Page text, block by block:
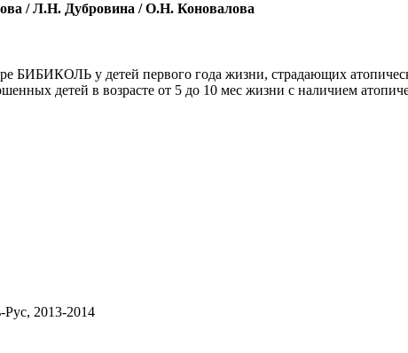
/ Л.Н. Дубровина / О.Н. Коновалова
БИБИКОЛЬ у детей первого года жизни, страдающих
детей в возрасте от 5 до 10 мес жизни с наличием
2013-2014